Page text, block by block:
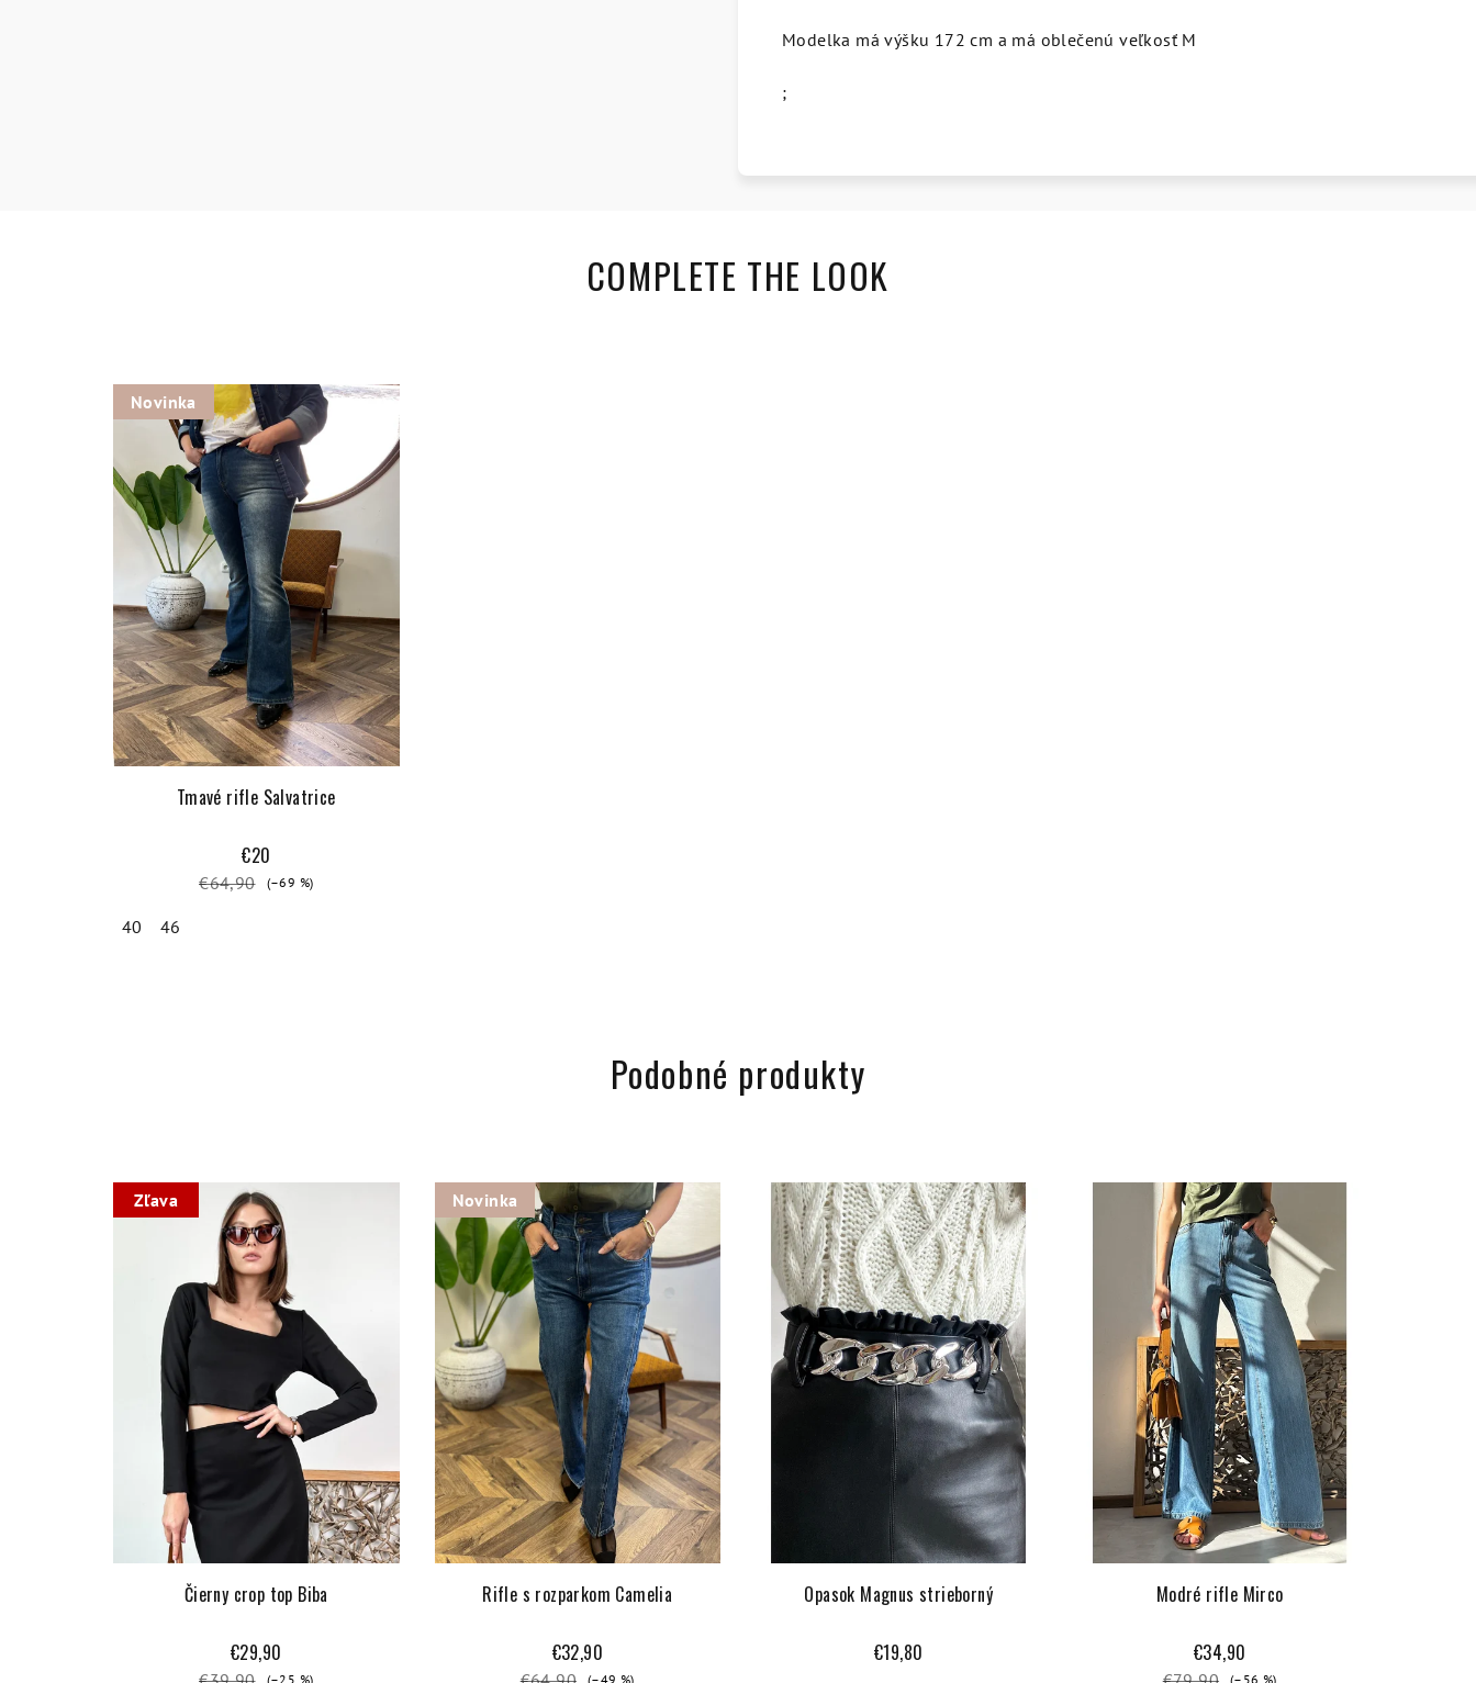
Modelka má výšku 172 cm a má oblečenú veľkosť M
;
COMPLETE THE LOOK
Novinka
Tmavé rifle Salvatrice
€20
€64,90 (–69 %)
40 46
Podobné produkty
Zľava
Čierny crop top Biba
€29,90
(–25 %)
Novinka
Rifle s rozparkom Camelia
€32,90
(–49 %)
Opasok Magnus strieborný
€19,80
Modré rifle Mirco
€34,90
(–56 %)